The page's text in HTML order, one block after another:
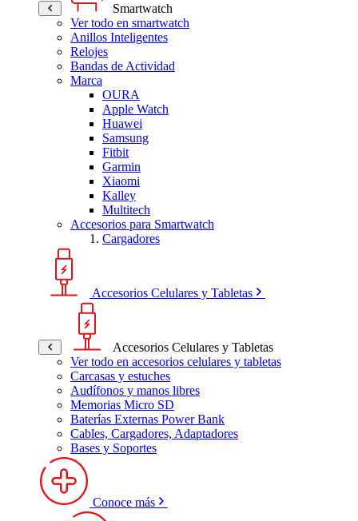
Smartwatch
Ver todo en smartwatch
Anillos Inteligentes
Relojes
Bandas de Actividad
Marca
OURA
Apple Watch
Huawei
Samsung
Fitbit
Garmin
Xiaomi
Kalley
Multitech
Accesorios para Smartwatch
Cargadores
Accesorios Celulares y Tabletas
Accesorios Celulares y Tabletas
Ver todo en accesorios celulares y tabletas
Carcasas y estuches
Audífonos y manos libres
Memorias Micro SD
Baterías Externas Power Bank
Cables, Cargadores, Adaptadores
Bases y Soportes
Conoce más